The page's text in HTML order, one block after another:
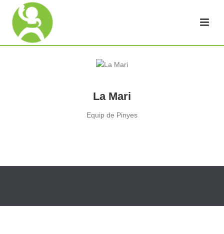
La Mari
Equip de Pinyes